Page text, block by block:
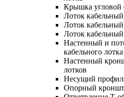
Крышка угловой
Лоток
Лоток
Лоток
Настенный и
кабельного лотка
Настенный
лотков
Несущий
Опорный